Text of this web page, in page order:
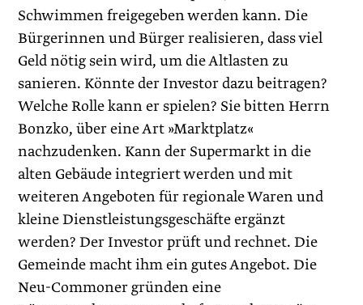
Schwimmen freigegeben werden kann. Die
Bürgerinnen und Bürger realisieren, dass viel
Geld nötig sein wird, um die Altlasten zu
sanieren. Könnte der Investor dazu beitragen?
Welche Rolle kann er spielen? Sie bitten Herrn
Bonzko, über eine Art »Marktplatz«
nachzudenken. Kann der Supermarkt in die
alten Gebäude integriert werden und mit
weiteren Angeboten für regionale Waren und
kleine Dienstleistungsgeschäfte ergänzt
werden? Der Investor prüft und rechnet. Die
Gemeinde macht ihm ein gutes Angebot. Die
Neu-Commoner gründen eine